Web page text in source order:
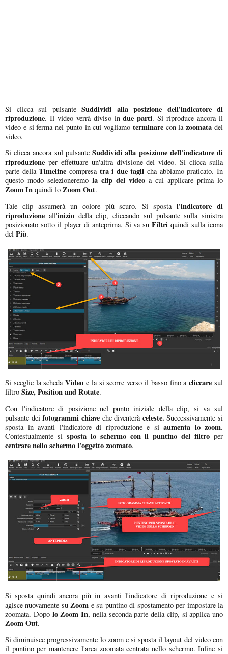
Si clicca sul pulsante Suddividi alla posizione dell'indicatore di
riproduzione. Il video verrà diviso indue parti. Si riproduce ancora il
video e si ferma nel punto in cui vogliamo terminarecon lazoomatadel
video.
Si clicca ancora sul pulsanteSuddividi alla posizione dell'indicatore di
riproduzione per effettuare un'altra divisione del video. Si clicca sulla
parte dellaTimeline compresa tra i due tagli cha abbiamo praticato. In
questo modo selezioneremo la clip del video a cui applicare prima lo
Zoom In quindi lo Zoom Out.
Tale clip assumerà un colore più scuro. Si spostal'indicatore di
riproduzione all'iniziodella clip, cliccando sul pulsante sulla sinistra
posizionato sotto il player di anteprima. Si va suFiltri quindi sulla icona
del Più.
Si sceglie la schedaVideo e la si scorre verso il basso fino acliccare sul
filtro Size, Position and Rotate.
Con l'indicatore di posizione nel punto iniziale della clip, si va sul
pulsante deifotogrammi chiaveche diventerà celeste. Successivamente si
sposta in avanti l'indicatore di riproduzione e si aumenta lo zoom.
Contestualmente si sposta lo schermo con il puntino del filtro per
centrare nello schermo l'oggetto zoomato.
Si sposta quindi ancora più in avanti l'indicatore di riproduzione e si
agisce nuovamente suZoom e su puntino di spostamento per impostare la
zoomata. Dopo lo Zoom In, nella seconda parte della clip, si applica uno
Zoom Out.
Si diminuisce progressivamente lo zoom e si sposta il layout del video con
il puntino per mantenere l'area zoomata centrata nello schermo. Infine si